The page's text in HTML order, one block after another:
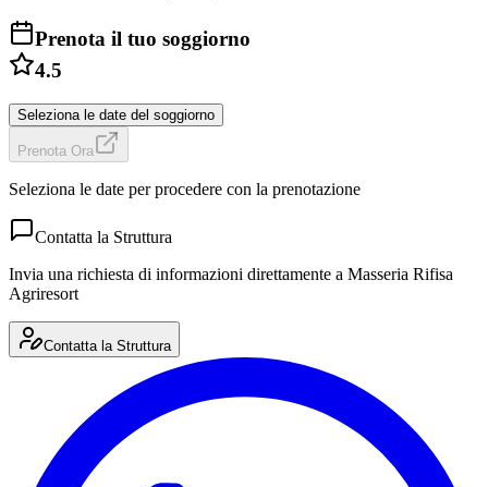
Prenota il tuo soggiorno
4.5
Seleziona le date del soggiorno
Prenota Ora
Seleziona le date per procedere con la prenotazione
Contatta la Struttura
Invia una richiesta di informazioni direttamente a Masseria Rifisa
Agriresort
Contatta la Struttura